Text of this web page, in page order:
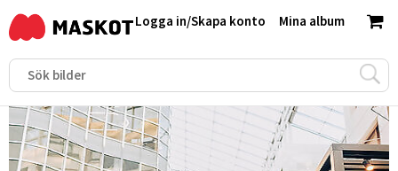
Mina album
Logga in/Skapa konto